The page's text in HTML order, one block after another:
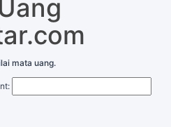
mata uang.